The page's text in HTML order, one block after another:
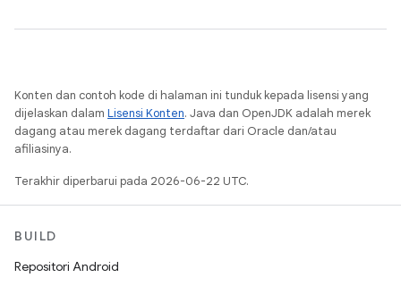
Konten dan contoh kode di halaman ini tunduk kepada lisensi yang
dijelaskan dalam Lisensi Konten. Java dan OpenJDK adalah merek
dagang atau merek dagang terdaftar dari Oracle dan/atau
afiliasinya.
Terakhir diperbarui pada 2026-06-22 UTC.
BUILD
Repositori Android